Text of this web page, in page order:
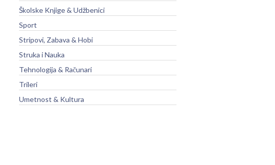
Školske Knjige & Udžbenici
Sport
Stripovi, Zabava & Hobi
Struka i Nauka
Tehnologija & Računari
Trileri
Umetnost & Kultura